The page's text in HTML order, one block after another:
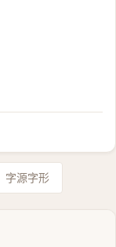
字源字形